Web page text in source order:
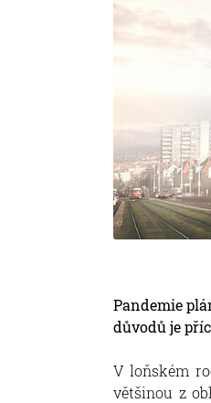
Pandemie
důvodů je
V loňském
většinou z